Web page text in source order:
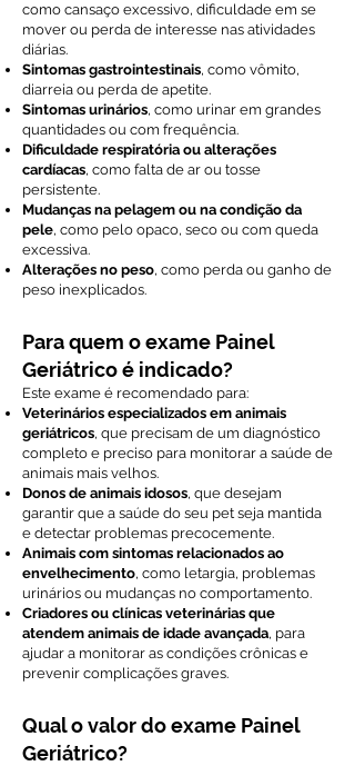
como cansaço excessivo, dificuldade em se
mover ou perda de interesse nas atividades
diárias.
Sintomas gastrointestinais, como vômito,
diarreia ou perda de apetite.
Sintomas urinários, como urinar em grandes
quantidades ou com frequência.
Dificuldade respiratória ou alterações
cardíacas, como falta de ar ou tosse
persistente.
Mudanças na pelagem ou na condição da
pele, como pelo opaco, seco ou com queda
excessiva.
Alterações no peso, como perda ou ganho de
peso inexplicados.
Para quem o exame Painel
Geriátrico é indicado?
Este exame é recomendado para:
Veterinários especializados em animais
geriátricos, que precisam de um diagnóstico
completo e preciso para monitorar a saúde de
animais mais velhos.
Donos de animais idosos, que desejam
garantir que a saúde do seu pet seja mantida
e detectar problemas precocemente.
Animais com sintomas relacionados ao
envelhecimento, como letargia, problemas
urinários ou mudanças no comportamento.
Criadores ou clínicas veterinárias que
atendem animais de idade avançada, para
ajudar a monitorar as condições crônicas e
prevenir complicações graves.
Qual o valor do exame Painel
Geriátrico?